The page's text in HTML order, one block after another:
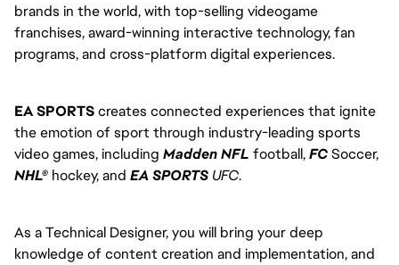
brands in the world, with top-selling videogame
franchises, award-winning interactive technology, fan
programs, and cross-platform digital experiences.
EA SPORTScreates connected experiences that ignite
the emotion of sport through industry-leading sports
video games, including Madden NFL football,FCSoccer,
NHL® hockey, and EA SPORTS UFC.
As a Technical Designer, you will bring your deep
knowledge of content creation and implementation, and